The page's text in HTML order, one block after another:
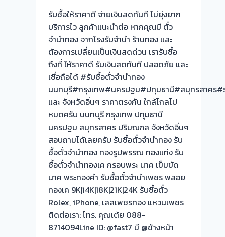
รอ
จบ
หน้า
งาน
📌
รับ
ซื้อ
ตั๋ว
จำนำ
ทอง
รับ
ซื้อ
ทอง
|
ท่า
อิฐ-
ไทร
ม้า
รับซื้อให้ราคาดี จ่ายเงินสดทันที ไม่ยุ่งยาก
บริการไว ลูกค้าแนะนำต่อ หากคุณมี ตั๋ว
จำนำทอง จากโรงรับจำนำ ร้านทอง และ
ต้องการเปลี่ยนเป็นเงินสดด่วน เรารับซื้อ
ถึงที่ ให้ราคาดี รับเงินสดทันที ปลอดภัย และ
เชื่อถือได้ #รับซื้อตั๋วจำนำทอง
นนทบุรี#กรุงเทพ#นครปฐม#ปทุมธานี#สมุทรสาคร#
และ จังหวัดอิ่นๆ ราคาตรงกัน ใกล้ไกลไป
หมดครับ นนทบุรี กรุงเทพ ปทุมธานี
นครปฐม สมุทรสาคร ปริมณฑล จังหวัดอิ่นๆ
สอบถามได้เลยครับ รับซื้อตั๋วจำนำทอง รับ
ซื้อตั๋วจำนำทอง ทองรูปพรรณ ทองแท่ง รับ
ซื้อตั๋วจำนำทองเค กรอบพระ นาค เข็มขัด
นาค พระทองคำ รับซื้อตั๋วจำนำเพชร พลอย
ทองเค 9K|14K|18K|21K|24K รับซื้อตั๋ว
Rolex, iPhone, เลสเพชรทอง แหวนเพชร
ติดต่อเรา: โทร. คุณเต้ย 088-
8714094Line ID: @fast7 มี @ข้างหน้า